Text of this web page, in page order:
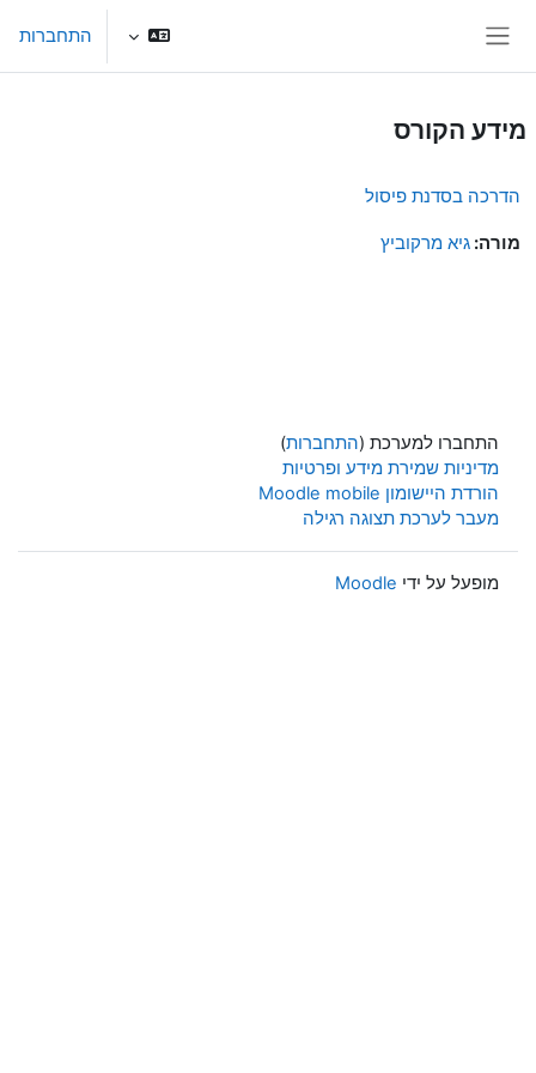
התחברות
מידע הקורס
הדרכה בסדנת פיסול
מורה: גיא מרקוביץ
התחברו למערכת (התחברות)
מדיניות שמירת מידע ופרטיות
הורדת היישומון Moodle mobile
מעבר לערכת תצוגה רגילה
מופעל על ידי Moodle